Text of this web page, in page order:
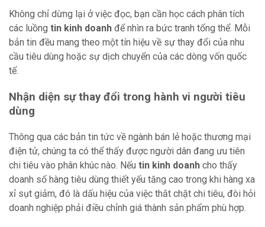
Không chỉ dừng lại ở việc đọc, bạn cần học cách phân tích
các luồng tin kinh doanh để nhìn ra bức tranh tổng thể. Mỗi
bản tin đều mang theo một tín hiệu về sự thay đổi của nhu
cầu tiêu dùng hoặc sự dịch chuyển của các dòng vốn quốc
tế.
Nhận diện sự thay đổi trong hành vi người tiêu
dùng
Thông qua các bản tin tức về ngành bán lẻ hoặc thương mại
điện tử, chúng ta có thể thấy được người dân đang ưu tiên
chi tiêu vào phân khúc nào. Nếu tin kinh doanh cho thấy
doanh số hàng tiêu dùng thiết yếu tăng cao trong khi hàng xa
xỉ sụt giảm, đó là dấu hiệu của việc thắt chặt chi tiêu, đòi hỏi
doanh nghiệp phải điều chỉnh giá thành sản phẩm phù hợp.